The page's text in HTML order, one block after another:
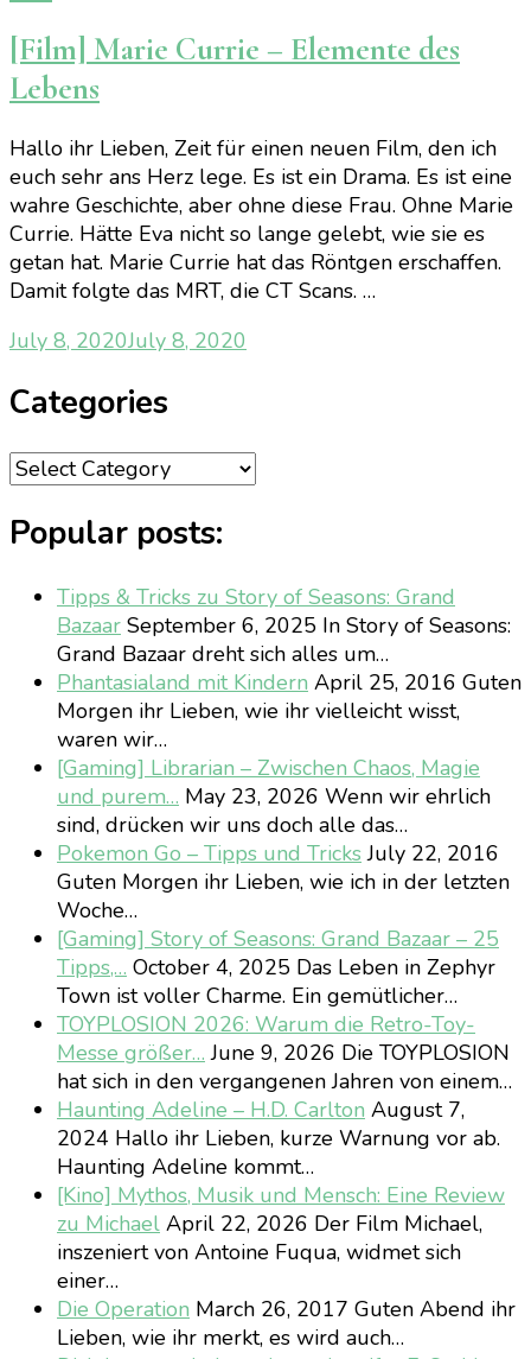
[Film] Marie Currie – Elemente des
Lebens
Hallo ihr Lieben, Zeit für einen neuen Film, den ich
euch sehr ans Herz lege. Es ist ein Drama. Es ist eine
wahre Geschichte, aber ohne diese Frau. Ohne Marie
Currie. Hätte Eva nicht so lange gelebt, wie sie es
getan hat. Marie Currie hat das Röntgen erschaffen.
Damit folgte das MRT, die CT Scans. …
July 8, 2020July 8, 2020
Categories
Categories
Popular posts:
Tipps & Tricks zu Story of Seasons: Grand
Bazaar September 6, 2025 In Story of Seasons:
Grand Bazaar dreht sich alles um…
Phantasialand mit Kindern April 25, 2016 Guten
Morgen ihr Lieben, wie ihr vielleicht wisst,
waren wir…
[Gaming] Librarian – Zwischen Chaos, Magie
und purem… May 23, 2026 Wenn wir ehrlich
sind, drücken wir uns doch alle das…
Pokemon Go – Tipps und TricksJuly 22, 2016
Guten Morgen ihr Lieben, wie ich in der letzten
Woche…
[Gaming] Story of Seasons: Grand Bazaar – 25
Tipps,… October 4, 2025 Das Leben in Zephyr
Town ist voller Charme. Ein gemütlicher…
TOYPLOSION 2026: Warum die Retro-Toy-
Messe größer… June 9, 2026 Die TOYPLOSION
hat sich in den vergangenen Jahren von einem…
Haunting Adeline – H.D. Carlton August 7,
2024 Hallo ihr Lieben, kurze Warnung vor ab.
Haunting Adeline kommt…
[Kino] Mythos, Musik und Mensch: Eine Review
zu Michael April 22, 2026 Der Film Michael,
inszeniert von Antoine Fuqua, widmet sich
einer…
Die Operation March 26, 2017 Guten Abend ihr
Lieben, wie ihr merkt, es wird auch…